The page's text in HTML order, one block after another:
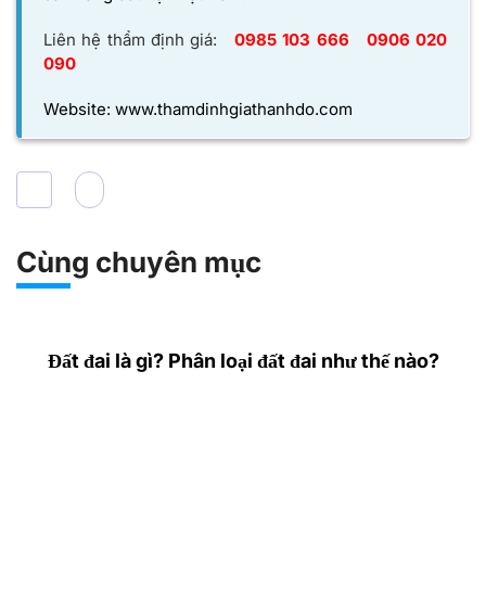
Liên hệ thẩm định giá:
0985 103 666 0906 020
090
Website: www.thamdinhgiathanhdo.com
Cùng chuyên mục
Đất đai là gì? Phân loại đất đai như thế nào?